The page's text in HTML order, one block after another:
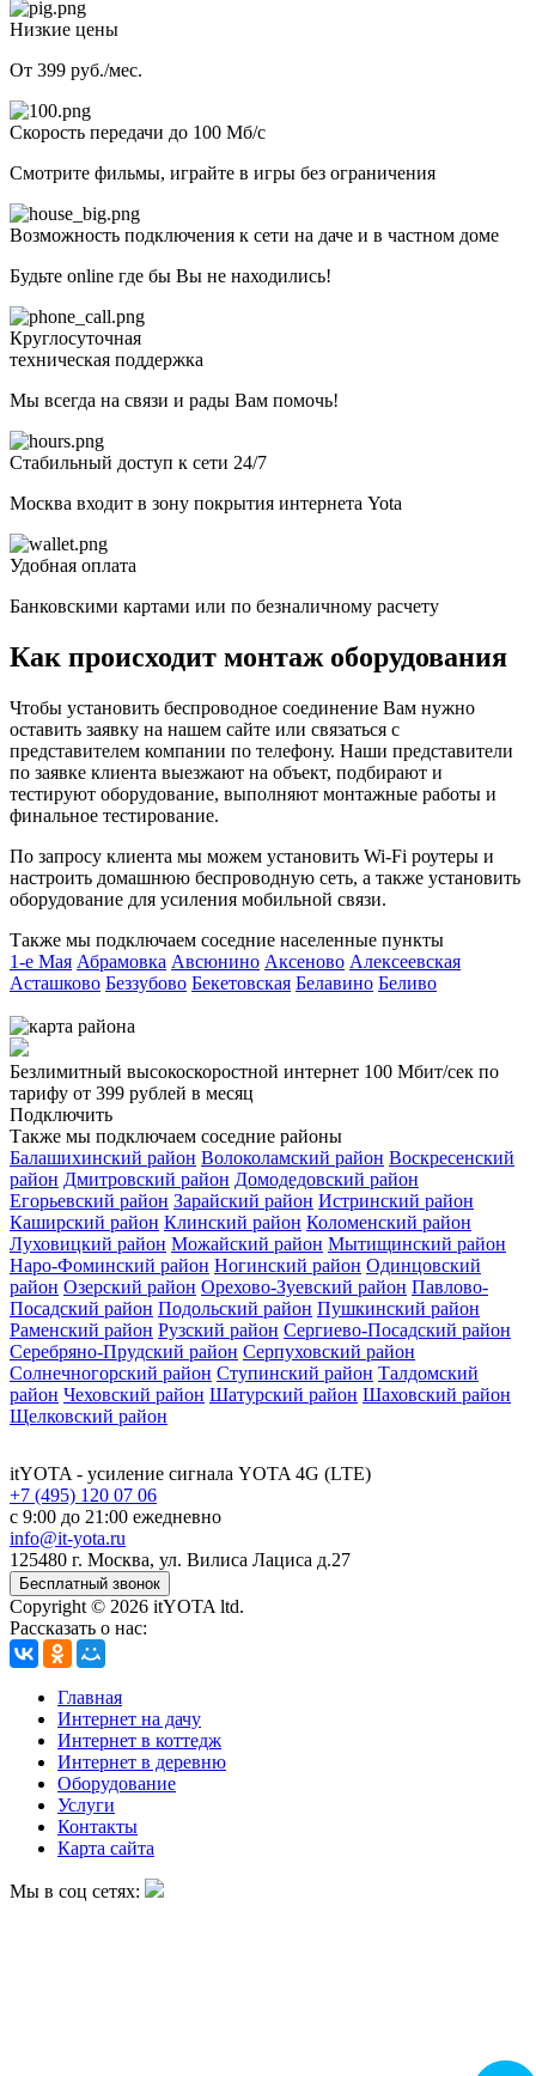
Низкие цены
От 399 руб./мес.
Скорость передачи до 100 Мб/с
Смотрите фильмы, играйте в игры без ограничения
Возможность подключения к сети на даче и в частном доме
Будьте online где бы Вы не находились!
Круглосуточная
техническая поддержка
Мы всегда на связи и рады Вам помочь!
Стабильный доступ к сети 24/7
Москва входит в зону покрытия интернета Yota
Удобная оплата
Банковскими картами или по безналичному расчету
Как происходит монтаж оборудования
Чтобы установить беспроводное соединение Вам нужно
оставить заявку на нашем сайте или связаться с
представителем компании по телефону. Наши представители
по заявке клиента выезжают на объект, подбирают и
тестируют оборудование, выполняют монтажные работы и
финальное тестирование.
По запросу клиента мы можем установить Wi-Fi роутеры и
настроить домашнюю беспроводную сеть, а также установить
оборудование для усиления мобильной связи.
Также мы подключаем соседние населенные пункты
1-е Мая Абрамовка Авсюнино Аксеново Алексеевская
Асташково Беззубово Бекетовская Белавино Беливо
Безлимитный высокоскоростной интернет 100 Мбит/сек по
тарифу от 399 рублей в месяц
Подключить
Также мы подключаем соседние районы
Балашихинский район Волоколамский район Воскресенский
район Дмитровский район Домодедовский район
Егорьевский район Зарайский район Истринский район
Каширский район Клинский район Коломенский район
Луховицкий район Можайский район Мытищинский район
Наро-Фоминский район Ногинский район Одинцовский
район Озерский район Орехово-Зуевский район Павлово-
Посадский район Подольский район Пушкинский район
Раменский район Рузский район Сергиево-Посадский район
Серебряно-Прудский район Серпуховский район
Солнечногорский район Ступинский район Талдомский
район Чеховский район Шатурский район Шаховский район
Щелковский район
itYOTA - усиление сигнала YOTA 4G (LTE)
+7 (495) 120 07 06
с 9:00 до 21:00 ежедневно
info@it-yota.ru
125480 г. Москва, ул. Вилиса Лациса д.27
Бесплатный звонок
Copyright © 2026 itYOTA ltd.
Рассказать о нас:
Главная
Интернет на дачу
Интернет в коттедж
Интернет в деревню
Оборудование
Услуги
Контакты
Карта сайта
Мы в соц сетях: